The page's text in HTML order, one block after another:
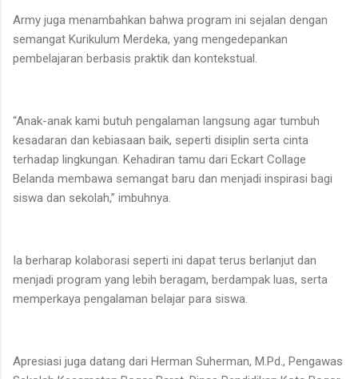
Army juga menambahkan bahwa program ini sejalan dengan
semangat Kurikulum Merdeka, yang mengedepankan
pembelajaran berbasis praktik dan kontekstual.
“Anak-anak kami butuh pengalaman langsung agar tumbuh
kesadaran dan kebiasaan baik, seperti disiplin serta cinta
terhadap lingkungan. Kehadiran tamu dari Eckart Collage
Belanda membawa semangat baru dan menjadi inspirasi bagi
siswa dan sekolah,” imbuhnya.
Ia berharap kolaborasi seperti ini dapat terus berlanjut dan
menjadi program yang lebih beragam, berdampak luas, serta
memperkaya pengalaman belajar para siswa.
Apresiasi juga datang dari Herman Suherman, M.Pd., Pengawas